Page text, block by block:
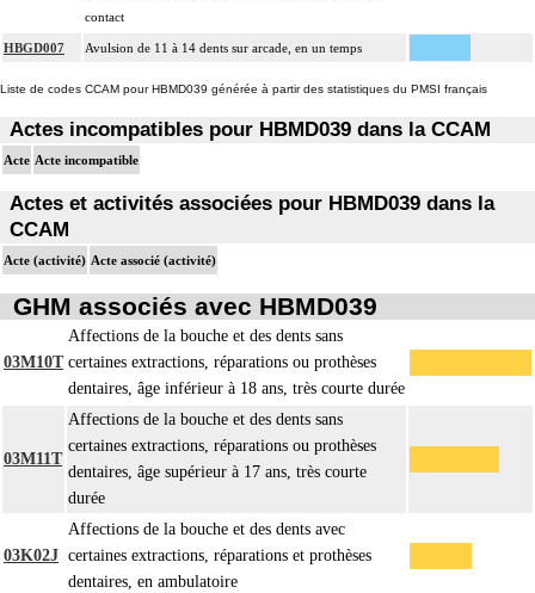
contact
HBGD007 Avulsion de 11 à 14 dents sur arcade, en un temps
Liste de codes CCAM pour HBMD039 générée à partir des statistiques du PMSI français
Actes incompatibles pour HBMD039 dans la CCAM
Acte Acte incompatible
Actes et activités associées pour HBMD039 dans la
CCAM
Acte (activité) Acte associé (activité)
GHM associés avec HBMD039
03M10T
Affections de la bouche et des dents sans
certaines extractions, réparations ou prothèses
dentaires, âge inférieur à 18 ans, très courte durée
03M11T
Affections de la bouche et des dents sans
certaines extractions, réparations ou prothèses
dentaires, âge supérieur à 17 ans, très courte
durée
03K02J
Affections de la bouche et des dents avec
certaines extractions, réparations et prothèses
dentaires, en ambulatoire